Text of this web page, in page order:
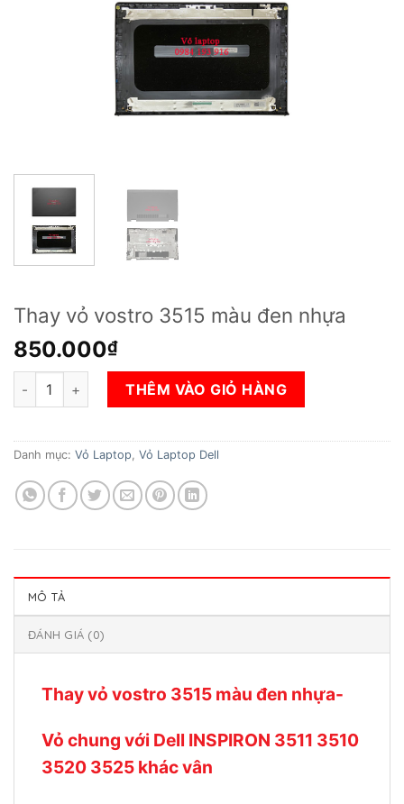
Thay vỏ vostro 3515 màu đen nhựa
850.000₫
Thay vỏ vostro 3515 màu đen nhựa số lượng
THÊM VÀO GIỎ HÀNG
Danh mục: Vỏ Laptop, Vỏ Laptop Dell
MÔ TẢ
ĐÁNH GIÁ (0)
Thay vỏ vostro 3515 màu đen nhựa-
Vỏ chung với Dell INSPIRON 3511 3510
3520 3525 khác vân